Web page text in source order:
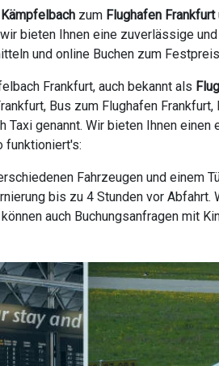
Kämpfelbach zum Flughafen Frankfurt
bieten Ihnen eine zuverlässige
und online Buchen zum
Frankfurt, auch bekannt als
Bus zum Flughafen
genannt. Wir bieten Ihnen
funktioniert's:
Fahrzeugen und einem
bis zu 4 Stunden vor
auch Buchungsanfragen mit